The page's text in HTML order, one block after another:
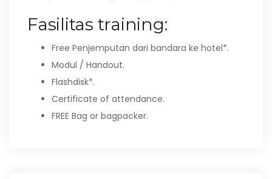
Fasilitas training:
Free Penjemputan dari bandara ke hotel*.
Modul / Handout.
Flashdisk*.
Certificate of attendance.
FREE Bag or bagpacker.